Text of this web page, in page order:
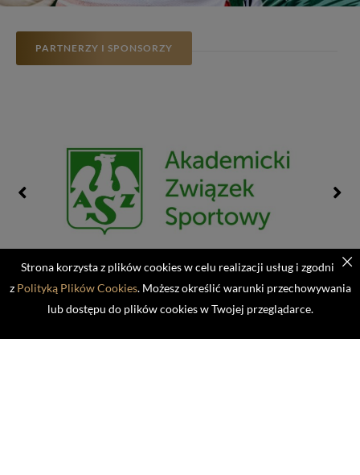
PARTNERZY I SPONSORZY
Strona korzysta z plików cookies w celu realizacji usług i zgodnie
z Polityką Plików Cookies. Możesz określić warunki przechowywania
lub dostępu do plików cookies w Twojej przeglądarce.